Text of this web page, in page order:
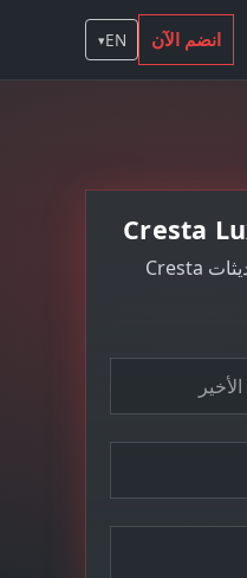
انضم الآن EN
▾
شارك تفاصيل الاتصال للبقاء على اتصال مع تحديثات Cresta